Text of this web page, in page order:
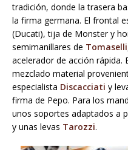
tradición, donde la trasera
la firma germana. El frontal
(Ducati), tija de Monster y
semimanillares de Tomaselli
acelerador de acción rápida.
mezclado material
especialista Discacciati y
firma de Pepo. Para los
unos soportes adaptados a
y unas levas Tarozzi.